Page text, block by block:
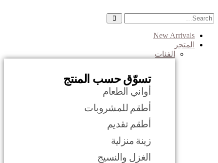
New Arrivals
المتجر
الفئات
تسوّق حسب المنتج
أواني الطعام
أطقم للمشروبات
أطقم تقديم
زينة منزلية
الغزل والنسيج